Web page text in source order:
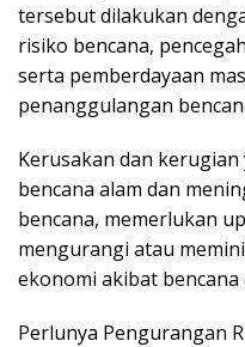
tersebut dilakukan
risiko bencana,
serta pemberdayaan
penanggulangan
Kerusakan dan
bencana alam dan
bencana, memerlukan
mengurangi atau
ekonomi akibat bencana
Perlunya Pengurangan